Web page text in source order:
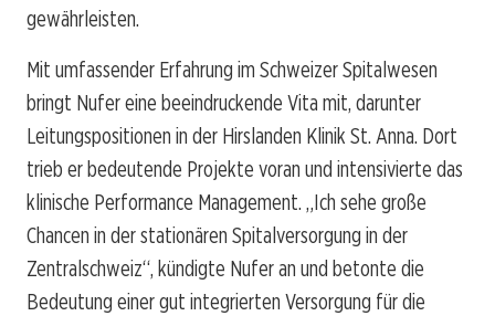
gewährleisten.
Mit umfassender Erfahrung im Schweizer Spitalwesen
bringt Nufer eine beeindruckende Vita mit, darunter
Leitungspositionen in der Hirslanden Klinik St. Anna. Dort
trieb er bedeutende Projekte voran und intensivierte das
klinische Performance Management. „Ich sehe große
Chancen in der stationären Spitalversorgung in der
Zentralschweiz“, kündigte Nufer an und betonte die
Bedeutung einer gut integrierten Versorgung für die